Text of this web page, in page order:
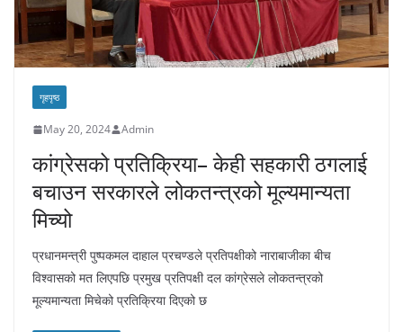
गृहपृष्ठ
May 20, 2024 Admin
कांग्रेसको प्रतिक्रिया– केही सहकारी ठगलाई
बचाउन सरकारले लोकतन्त्रको मूल्यमान्यता
मिच्यो
प्रधानमन्त्री पुष्पकमल दाहाल प्रचण्डले प्रतिपक्षीको नाराबाजीका बीच
विश्वासको मत लिएपछि प्रमुख प्रतिपक्षी दल कांग्रेसले लोकतन्त्रको
मूल्यमान्यता मिचेको प्रतिक्रिया दिएको छ